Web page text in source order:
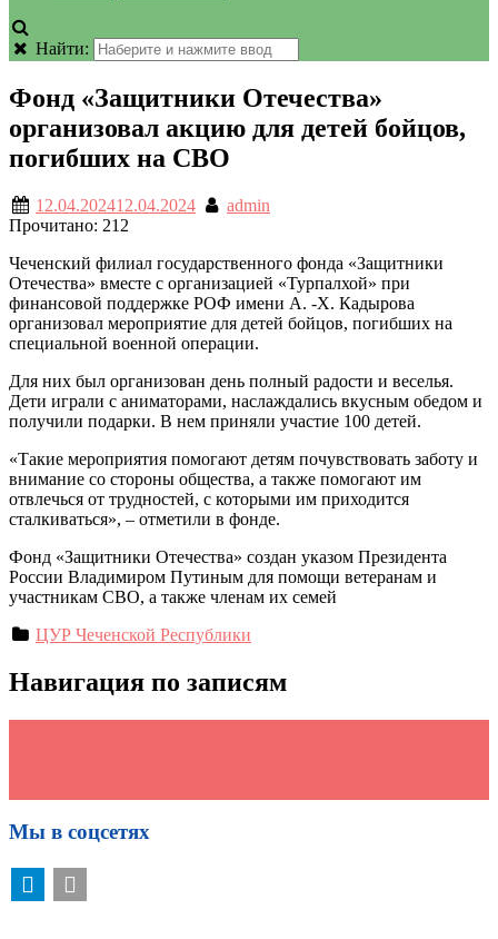
Найти:
Фонд «Защитники Отечества»
организовал акцию для детей бойцов,
погибших на СВО
12.04.202412.04.2024
admin
Прочитано: 212
Чеченский филиал государственного фонда «Защитники
Отечества» вместе с организацией «Турпалхой» при
финансовой поддержке РОФ имени А. -Х. Кадырова
организовал мероприятие для детей бойцов, погибших на
специальной военной операции.
Для них был организован день полный радости и веселья.
Дети играли с аниматорами, наслаждались вкусным обедом и
получили подарки. В нем приняли участие 100 детей.
«Такие мероприятия помогают детям почувствовать заботу и
внимание со стороны общества, а также помогают им
отвлечься от трудностей, с которыми им приходится
сталкиваться», – отметили в фонде.
Фонд «Защитники Отечества» создан указом Президента
России Владимиром Путиным для помощи ветеранам и
участникам СВО, а также членам их семей
ЦУР Чеченской Республики
Навигация по записям
Мы в соцсетях